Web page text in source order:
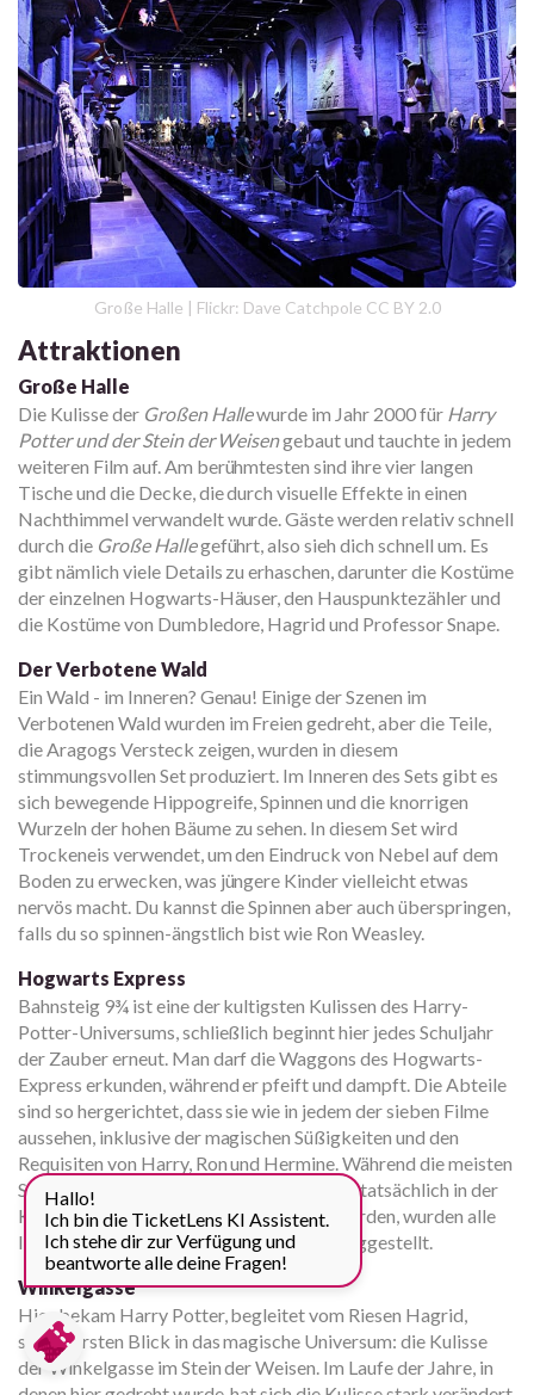
Große Halle | Flickr: Dave Catchpole CC BY 2.0
Attraktionen
Große Halle
Die Kulisse der Großen Hallewurde im Jahr 2000 für Harry
Potter und der Stein der Weisengebaut und tauchte in jedem
weiteren Film auf. Am berühmtesten sind ihre vier langen
Tische und die Decke, die durch visuelle Effekte in einen
Nachthimmel verwandelt wurde. Gäste werden relativ schnell
durch die Große Hallegeführt, also sieh dich schnell um. Es
gibt nämlich viele Details zu erhaschen, darunter die Kostüme
der einzelnen Hogwarts-Häuser, den Hauspunktezähler und
die Kostüme von Dumbledore, Hagrid und Professor Snape.
Der Verbotene Wald
Ein Wald - im Inneren? Genau! Einige der Szenen im
Verbotenen Wald wurden im Freien gedreht, aber die Teile,
die Aragogs Versteck zeigen, wurden in diesem
stimmungsvollen Set produziert. Im Inneren des Sets gibt es
sich bewegende Hippogreife, Spinnen und die knorrigen
Wurzeln der hohen Bäume zu sehen. In diesem Set wird
Trockeneis verwendet, um den Eindruck von Nebel auf dem
Boden zu erwecken, was jüngere Kinder vielleicht etwas
nervös macht. Du kannst die Spinnen aber auch überspringen,
falls du so spinnen-ängstlich bist wie Ron Weasley.
Hogwarts Express
Bahnsteig 9¾ ist eine der kultigsten Kulissen des Harry-
Potter-Universums, schließlich beginnt hier jedes Schuljahr
der Zauber erneut. Man darf die Waggons des Hogwarts-
Express erkunden, während er pfeift und dampft. Die Abteile
sind so hergerichtet, dass sie wie in jedem der sieben Filme
aussehen, inklusive der magischen Süßigkeiten und den
Requisiten von Harry, Ron und Hermine. Während die meisten
Szenen, die am Bahnsteig gedreht wurden, tatsächlich in der
King's Cross Station in London gedreht wurden, wurden alle
Innenaufnahmen im Zug in Leavesden fertiggestellt.
Winkelgasse
Hier bekam Harry Potter, begleitet vom Riesen Hagrid,
seinen ersten Blick in das magische Universum: die Kulisse
der Winkelgasse im Stein der Weisen. Im Laufe der Jahre, in
Hallo!
Ich bin die TicketLens KI Assistent.
Ich stehe dir zur Verfügung und
beantworte alle deine Fragen!